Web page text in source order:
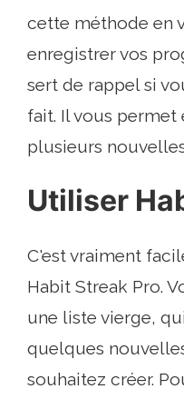
cette méthode en
enregistrer vos
sert de rappel si
fait. Il vous
plusieurs
Utiliser
C'est vraiment
Habit Streak Pro.
une liste vierge,
quelques
souhaitez créer.